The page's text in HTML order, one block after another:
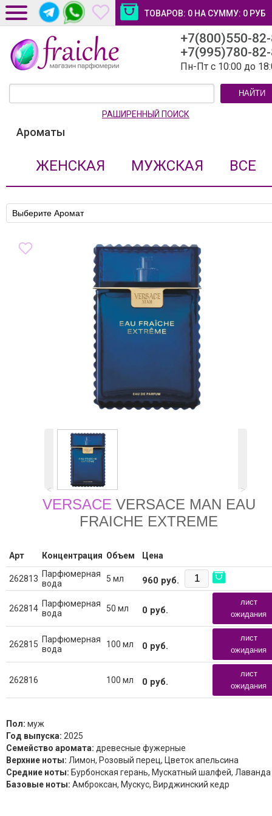
ТОВАРОВ: 0 НА СУММУ: 0 РУБ
ДОСТАВКА И ОПЛАТА
НОВОСТИ И СТАТЬИ
+7(800)550-
+7(995)780-
Пн-Пт с 10:00 до
НАЙТИ
РАШИРЕННЫЙ ПОИСК
Ароматы
ЖЕНСКАЯ МУЖСКАЯ ВСЕ
˂ ˃
VERSACE VERSACE MAN EAU
FRAICHE EXTREME
Арт Концентрация Объем Цена
262813 Парфюмерная
вода
5 мл 960 руб.
262814 Парфюмерная
вода
50 мл 0 руб.
лист
ожидания
262815 Парфюмерная
вода
100 мл 0 руб.
лист
ожидания
262816 100 мл 0 руб.
лист
ожидания
Пол: муж
Год выпуска: 2025
Семейство аромата: древесные фужерные
Верхние ноты: Лимон, Розовый перец, Цветок апельсина
Средние ноты: Бурбонская герань, Мускатный шалфей, Лаванда
Базовые ноты: Амброксан, Мускус, Вирджинский кедр